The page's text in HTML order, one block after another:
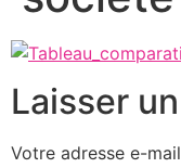
Laisser
Votre adresse e-